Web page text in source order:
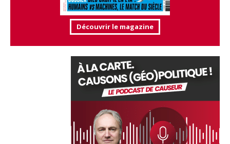
Découvrir le magazine